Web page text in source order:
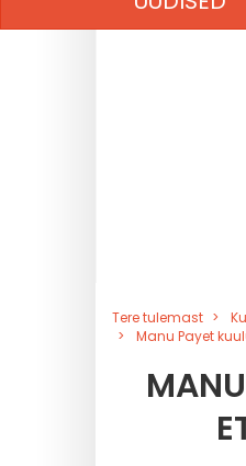
Tere tulemast
Manu Payet